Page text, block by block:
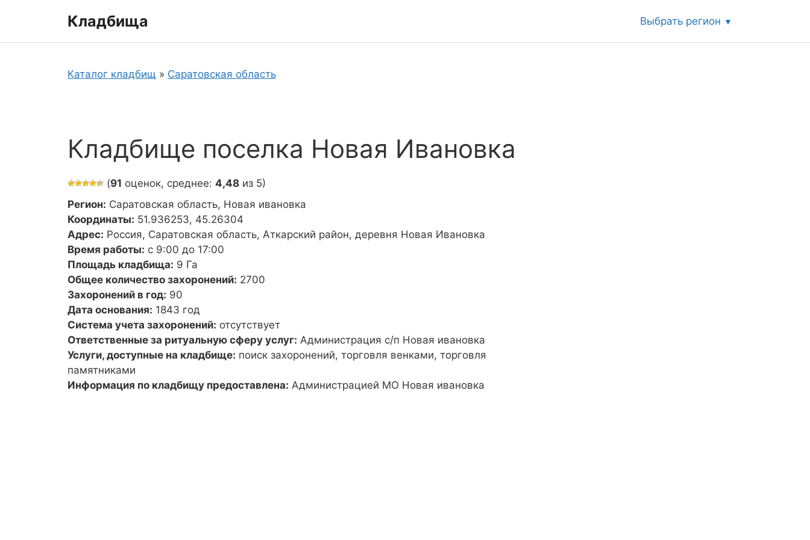
Кладбища Выбрать регион
Каталог кладбищ » Саратовская область
Кладбище поселка Новая Ивановка
(91 оценок, среднее: 4,48 из 5)
Регион: Саратовская область, Новая ивановка
Координаты: 51.936253, 45.26304
Адрес: Россия, Саратовская область, Аткарский район, деревня Новая Ивановка
Время работы: с 9:00 до 17:00
Площадь кладбища: 9 Га
Общее количество захоронений: 2700
Захоронений в год: 90
Дата основания: 1843 год
Система учета захоронений: отсутствует
Ответственные за ритуальную сферу услуг: Администрация с/п Новая ивановка
Услуги, доступные на кладбище: поиск захоронений, торговля венками, торговля
памятниками
Информация по кладбищу предоставлена: Администрацией МО Новая ивановка